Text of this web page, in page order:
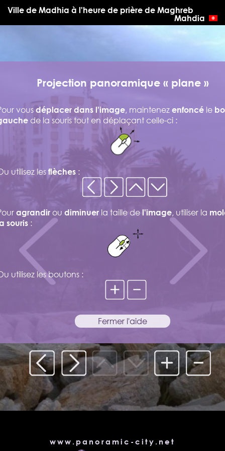
Ville de Madhia à l'heure de prière de Maghreb
Mahdia
www.panoramic-city.net